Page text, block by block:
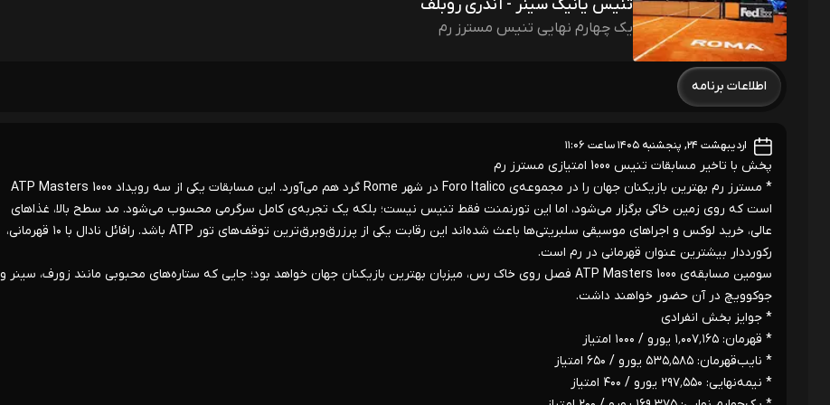
تنیس یانیک سینر - آندری روبلف
یک چهارم نهایی تنیس مسترز رم
اطلاعات برنامه
اردیبهشت ۲۴, پنجشنبه ۱۴۰۵ ساعت ۱۱:۰۶
پخش با تاخیر مسابقات تنیس 1000 امتیازی مسترز رم
* مسترز رم بهترین بازیکنان جهان را در مجموعه‌ی Foro Italico در شهر Rome گرد هم می‌آورد. این مسابقات یکی از سه رویداد ATP Masters 1000
است که روی زمین خاکی برگزار می‌شود، اما این تورنمنت فقط تنیس نیست؛ بلکه یک تجربه‌ی کامل سرگرمی محسوب می‌شود. مد سطح بالا، غذاهای
عالی، خرید لوکس و اجراهای موسیقی سلبریتی‌ها باعث شده‌اند این رقابت یکی از پرزرق‌وبرق‌ترین توقف‌های تور ATP باشد. رافائل نادال با ۱۰ قهرمانی،
رکورددار بیشترین عنوان قهرمانی در رم است.
سومین مسابقه‌ی ATP Masters 1000 فصل روی خاک رس، میزبان بهترین بازیکنان جهان خواهد بود؛ جایی که ستاره‌های محبوبی مانند زورف، سینر و
جوکوویچ در آن حضور خواهند داشت.
* جوایز بخش انفرادی
* قهرمان: ۱٬۰۰۷٬۱۶۵ یورو / ۱۰۰۰ امتیاز
* نایب‌قهرمان: ۵۳۵٬۵۸۵ یورو / ۶۵۰ امتیاز
* نیمه‌نهایی: ۲۹۷٬۵۵۰ یورو / ۴۰۰ امتیاز